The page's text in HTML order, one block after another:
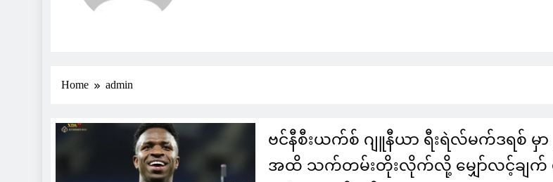
Home admin
ဗင်နီစီးယက်စ် ဂျူနီယာ ရီးရဲလ်မက်ဒရစ် မှာ
အထိ သက်တမ်းတိုးလိုက်လို့ မျှော်လင့်ချက် ပ